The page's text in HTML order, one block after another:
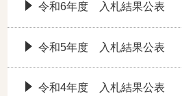
令和6年度 入札結果公表
令和5年度 入札結果公表
令和4年度 入札結果公表